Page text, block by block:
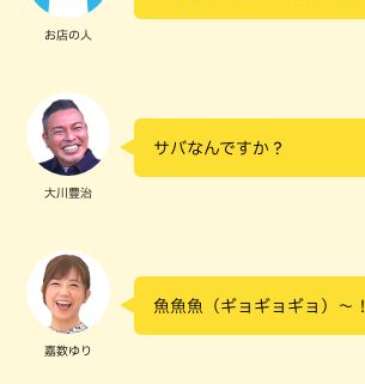
お店の人
大川豊治
サバなんですか？
嘉数ゆり
魚魚魚（ギョギョギョ）～！